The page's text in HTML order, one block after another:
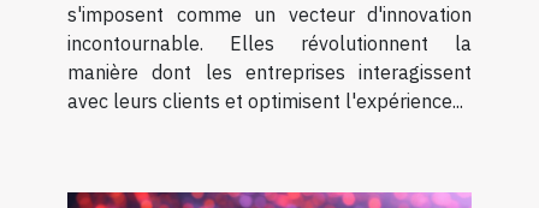
s'imposent comme un vecteur d'innovation
incontournable. Elles révolutionnent la
manière dont les entreprises interagissent
avec leurs clients et optimisent l'expérience...